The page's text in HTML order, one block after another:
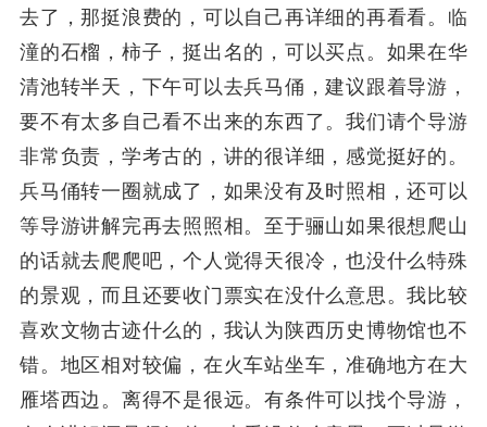
去了，那挺浪费的，可以自己再详细的再看看。临
潼的石榴，柿子，挺出名的，可以买点。如果在华
清池转半天，下午可以去兵马俑，建议跟着导游，
要不有太多自己看不出来的东西了。我们请个导游
非常负责，学考古的，讲的很详细，感觉挺好的。
兵马俑转一圈就成了，如果没有及时照相，还可以
等导游讲解完再去照照相。至于骊山如果很想爬山
的话就去爬爬吧，个人觉得天很冷，也没什么特殊
的景观，而且还要收门票实在没什么意思。我比较
喜欢文物古迹什么的，我认为陕西历史博物馆也不
错。地区相对较偏，在火车站坐车，准确地方在大
雁塔西边。离得不是很远。有条件可以找个导游，